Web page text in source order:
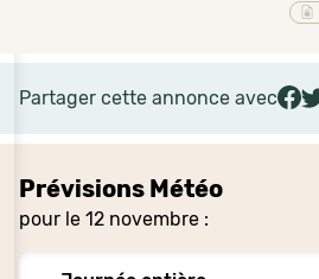
Prévisions Météo
pour le 12 novembre :
Partager cette annonce avec